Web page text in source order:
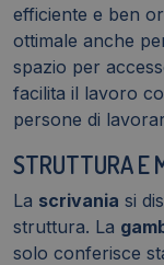
efficiente e ben
ottimale anche
spazio per
facilita il lavoro
persone di
STRUTTURA E
La scrivania si
struttura. La
solo conferisce